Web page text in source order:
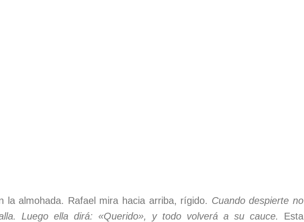
almohada. Rafael mira hacia arriba, rígido. Cuando despierte no
Luego ella dirá: «Querido», y todo volverá a su cauce.
Esta